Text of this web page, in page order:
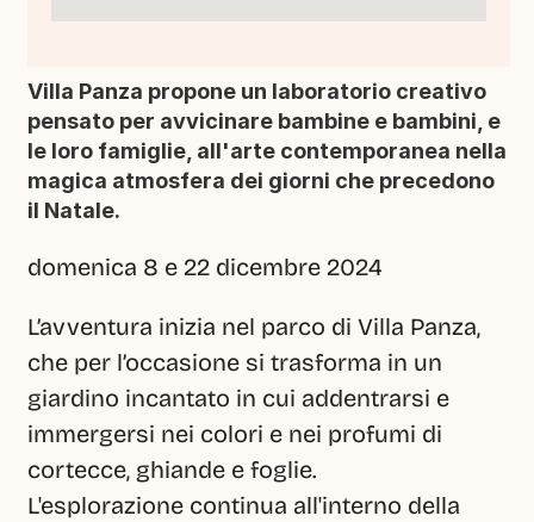
Villa Panza propone un laboratorio creativo
pensato per avvicinare bambine e bambini, e
le loro famiglie, all'arte contemporanea nella
magica atmosfera dei giorni che precedono
il Natale.
domenica 8 e 22 dicembre 2024
L’avventura inizia nel parco di Villa Panza,
che per l’occasione si trasforma in un
giardino incantato in cui addentrarsi e
immergersi nei colori e nei profumi di
cortecce, ghiande e foglie.
L'esplorazione continua all'interno della